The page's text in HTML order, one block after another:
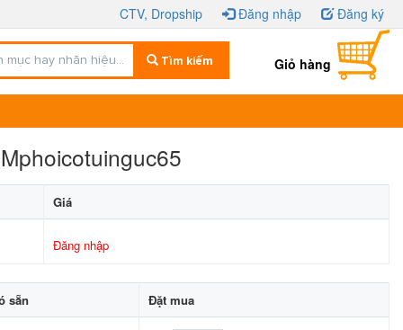
CTV, Dropship Đăng nhập Đăng ký
Giỏ hàng
Tìm kiếm
Giá
Đăng nhập
sẵn Đặt mua